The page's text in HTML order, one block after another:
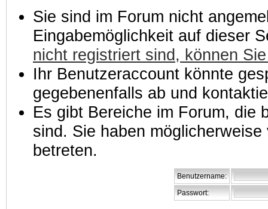
Sie sind im Forum nicht
Eingabemöglichkeit auf dieser
nicht registriert sind, können
Ihr Benutzeraccount könnte
gegebenenfalls ab und
Es gibt Bereiche im Forum, die
sind. Sie haben
betreten.
Benutzername:
Passwort: